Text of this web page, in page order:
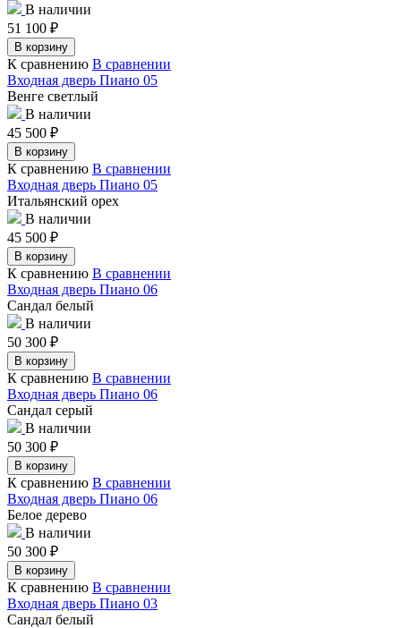
В наличии
51 100 ₽
В корзину
К сравнению В сравнении
Входная дверь Пиано 05
Венге светлый
В наличии
45 500 ₽
В корзину
К сравнению В сравнении
Входная дверь Пиано 05
Итальянский орех
В наличии
45 500 ₽
В корзину
К сравнению В сравнении
Входная дверь Пиано 06
Сандал белый
В наличии
50 300 ₽
В корзину
К сравнению В сравнении
Входная дверь Пиано 06
Сандал серый
В наличии
50 300 ₽
В корзину
К сравнению В сравнении
Входная дверь Пиано 06
Белое дерево
В наличии
50 300 ₽
В корзину
К сравнению В сравнении
Входная дверь Пиано 03
Сандал белый